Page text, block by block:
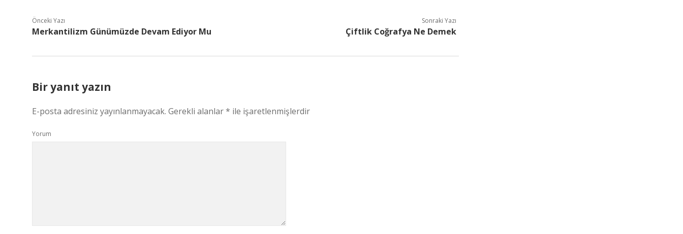
Önceki Yazı
Merkantilizm Günümüzde Devam Ediyor Mu
Sonraki Yazı
Çiftlik Coğrafya Ne Demek
Bir yanıt yazın
E-posta adresiniz yayınlanmayacak. Gerekli alanlar* ile işaretlenmişlerdir
Yorum